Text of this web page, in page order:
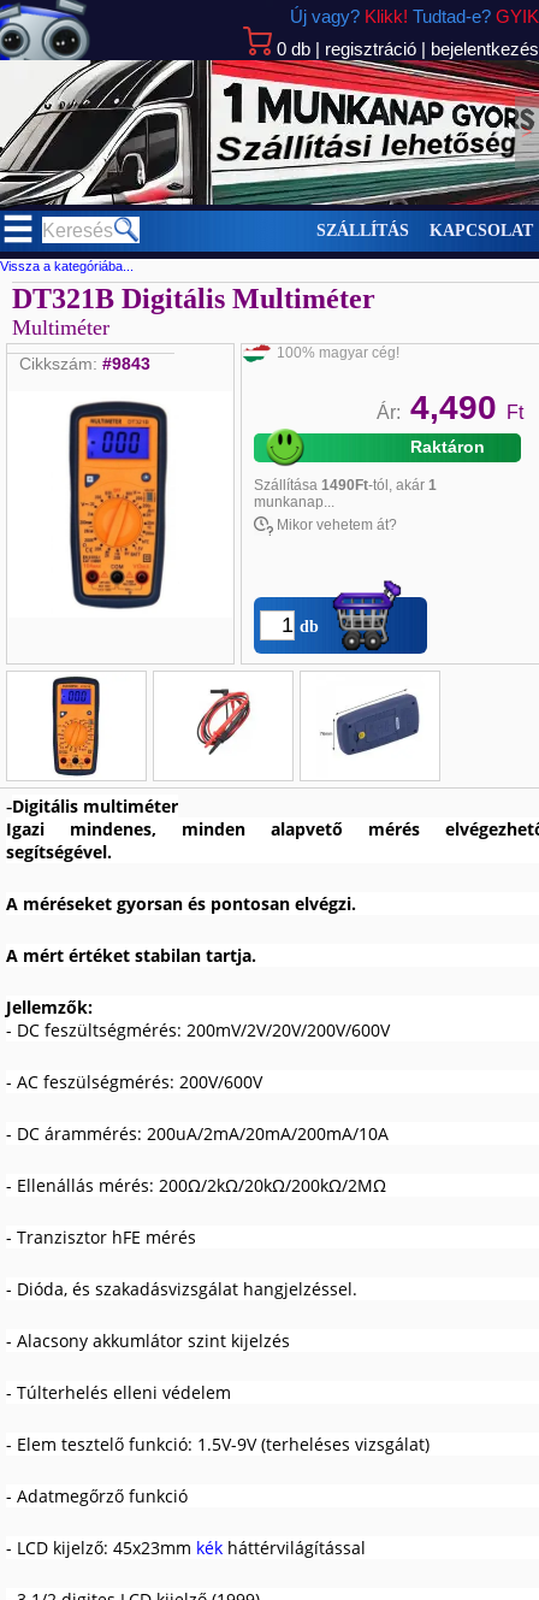
0 db | regisztráció | bejelentkezés
Új vagy? Klikk! Tudtad-e? GYIK
>
SZÁLLÍTÁS KAPCSOLAT
Vissza a kategóriába...
DT321B Digitális Multiméter
Multiméter
Cikkszám: #9843
100% magyar cég!
Ár:4,490 Ft
Raktáron
Szállítása1490Ft-tól, akár1
munkanap...
Mikor vehetem át?
db
Név
E-mail*:
-Digitális multiméter
Igazi mindenes, minden alapvető mérés
segítségével.
A méréseket gyorsan és pontosan elvégzi.
A mért értéket stabilan tartja.
Jellemzők:
- DC feszültségmérés: 200mV/2V/20V/200V/600V
- AC feszülségmérés: 200V/600V
- DC árammérés: 200uA/2mA/20mA/200mA/10A
- Ellenállás mérés: 200Ω/2kΩ/20kΩ/200kΩ/2MΩ
- Tranzisztor hFE mérés
- Dióda, és szakadásvizsgálat hangjelzéssel.
- Alacsony akkumlátor szint kijelzés
- Túlterhelés elleni védelem
- Elem tesztelő funkció: 1.5V-9V (terheléses vizsgálat)
- Adatmegőrző funkció
- LCD kijelző: 45x23mm kék háttérvilágítással